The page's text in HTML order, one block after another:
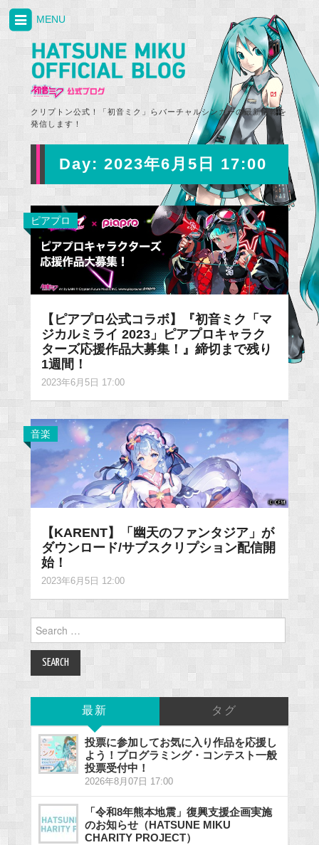
クリプトン公式！「初音ミク」らバーチャルシンガーの最新情報を
発信します！
MENU
Day: 2023年6月5日 17:00
ピアプロ
【ピアプロ公式コラボ】『初音ミク「マ
ジカルミライ 2023」ピアプロキャラク
ターズ応援作品大募集！』締切まで残り
1週間！
2023年6月5日 17:00
音楽
【KARENT】「幽天のファンタジア」が
ダウンロード/サブスクリプション配信開
始！
2023年6月5日 12:00
for:
最新 タグ
投票に参加してお気に入り作品を応援し
よう！プログラミング・コンテスト一般
投票受付中！
2026年8月07日 17:00
「令和8年熊本地震」復興支援企画実施
のお知らせ（HATSUNE MIKU
CHARITY PROJECT）